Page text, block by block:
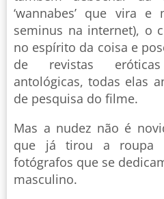
‘wannabes’ que vira
seminus na internet), o
no espírito da coisa e
de revistas
antológicas, todas elas
de pesquisa do filme.
Mas a nudez não é
que já tirou a roupa
fotógrafos que se
masculino.